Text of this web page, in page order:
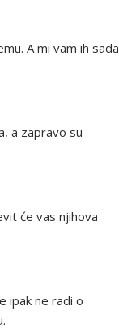
A mi vam ih sada
a zapravo su
će vas njihova
ipak ne radi o